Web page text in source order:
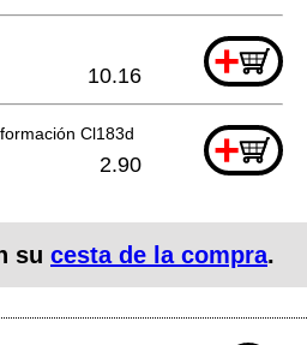
+
10.16
Cl183d +
2.90
su cesta de la compra.